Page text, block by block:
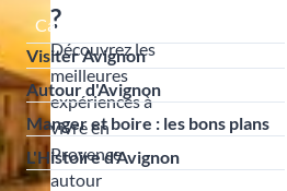
?
Découvrez les
meilleures
expériences à
vivre en
Provence
autour
Catégories
Visiter Avignon
Autour d'Avignon
Manger et boire : les bons plans
L'Histoire d'Avignon